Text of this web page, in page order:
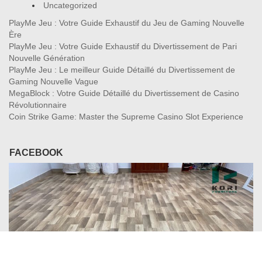
Uncategorized
PlayMe Jeu : Votre Guide Exhaustif du Jeu de Gaming Nouvelle
Ère
PlayMe Jeu : Votre Guide Exhaustif du Divertissement de Pari
Nouvelle Génération
PlayMe Jeu : Le meilleur Guide Détaillé du Divertissement de
Gaming Nouvelle Vague
MegaBlock : Votre Guide Détaillé du Divertissement de Casino
Révolutionnaire
Coin Strike Game: Master the Supreme Casino Slot Experience
FACEBOOK